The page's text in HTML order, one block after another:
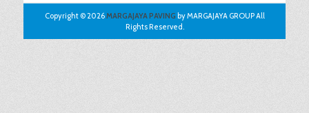
Copyright © 2026MARGAJAYA PAVING by MARGAJAYA GROUP All
Rights Reserved.